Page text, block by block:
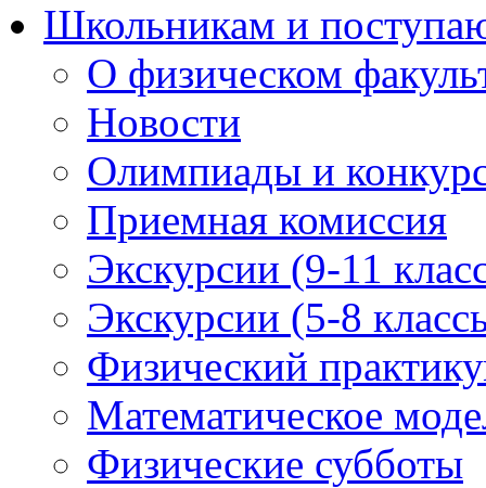
Школьникам и
О физическом
Новости
Олимпиады и
Приемная комиссия
Экскурсии (9-11
Экскурсии (5-8
Физический
Математическое
Физические субботы